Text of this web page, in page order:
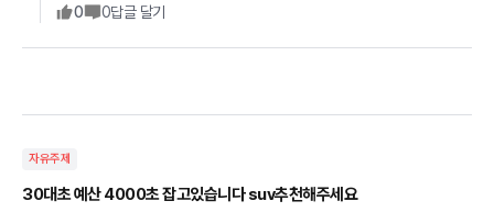
0 0답글 달기
자유주제
30대초 예산 4000초 잡고있습니다 suv추천해주세요